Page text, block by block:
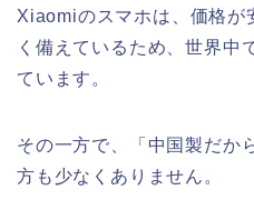
Xiaomiのスマホは、価格が
く備えているため、世界中
ています。
その一方で、「中国製だか
方も少なくありません。